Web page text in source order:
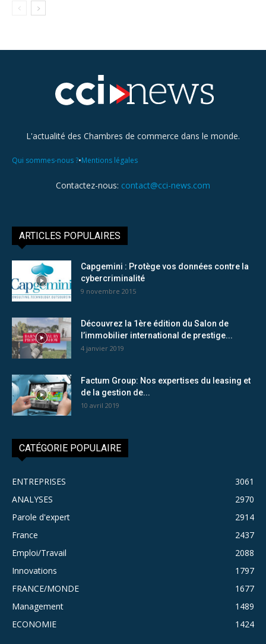
L'actualité des Chambres de commerce dans le monde.
Qui sommes-nous ?•Mentions légales
Contactez-nous: contact@cci-news.com
ARTICLES POPULAIRES
Capgemini : Protège vos données contre la
cybercriminalité
9 novembre 2015
Découvrez la 1ère édition du Salon de
l’immobilier international de prestige...
4 janvier 2019
Factum Group: Nos expertises du leasing et
de la gestion de...
10 avril 2019
CATÉGORIE POPULAIRE
ENTREPRISES
3061
ANALYSES
2970
Parole d'expert
2914
France
2437
Emploi/Travail
2088
Innovations
1797
FRANCE/MONDE
1677
Management
1489
ECONOMIE
1424